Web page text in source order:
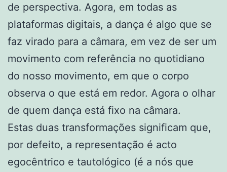
de perspectiva. Agora, em todas as
plataformas digitais, a dança é algo que se
faz virado para a câmara, em vez de ser um
movimento com referência no quotidiano
do nosso movimento, em que o corpo
observa o que está em redor. Agora o olhar
de quem dança está fixo na câmara.
Estas duas transformações significam que,
por defeito, a representação é acto
egocêntrico e tautológico (é a nós que